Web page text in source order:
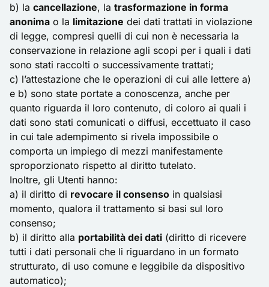
b) la cancellazione, la trasformazione in forma
anonima o la limitazione dei dati trattati in violazione
di legge, compresi quelli di cui non è necessaria la
conservazione in relazione agli scopi per i quali i dati
sono stati raccolti o successivamente trattati;
c) l’attestazione che le operazioni di cui alle lettere a)
e b) sono state portate a conoscenza, anche per
quanto riguarda il loro contenuto, di coloro ai quali i
dati sono stati comunicati o diffusi, eccettuato il caso
in cui tale adempimento si rivela impossibile o
comporta un impiego di mezzi manifestamente
sproporzionato rispetto al diritto tutelato.
Inoltre, gli Utenti hanno:
a) il diritto di revocare il consenso in qualsiasi
momento, qualora il trattamento si basi sul loro
consenso;
b) il diritto alla portabilità dei dati (diritto di ricevere
tutti i dati personali che li riguardano in un formato
strutturato, di uso comune e leggibile da dispositivo
automatico);